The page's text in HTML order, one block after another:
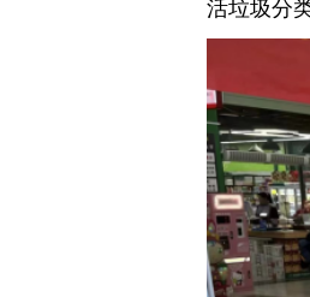
活垃圾分